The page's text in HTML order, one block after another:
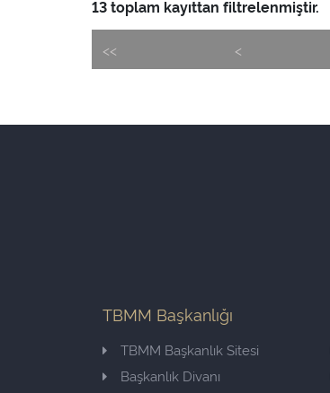
13 toplam kayıttan filtrelenmiştir.
<< <
TBMM Başkanlığı
TBMM Başkanlık Sitesi
Başkanlık Divanı